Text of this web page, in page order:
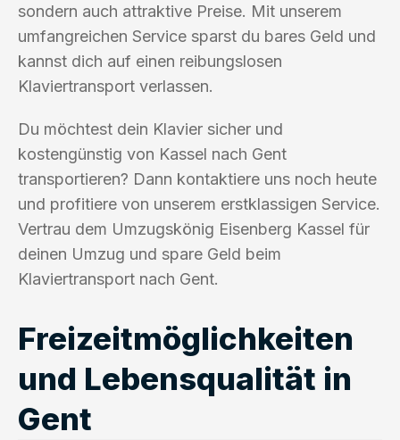
sondern auch attraktive Preise. Mit unserem
umfangreichen Service sparst du bares Geld und
kannst dich auf einen reibungslosen
Klaviertransport verlassen.
Du möchtest dein Klavier sicher und
kostengünstig von Kassel nach Gent
transportieren? Dann kontaktiere uns noch heute
und profitiere von unserem erstklassigen Service.
Vertrau dem Umzugskönig Eisenberg Kassel für
deinen Umzug und spare Geld beim
Klaviertransport nach Gent.
Freizeitmöglichkeiten
und Lebensqualität in
Gent